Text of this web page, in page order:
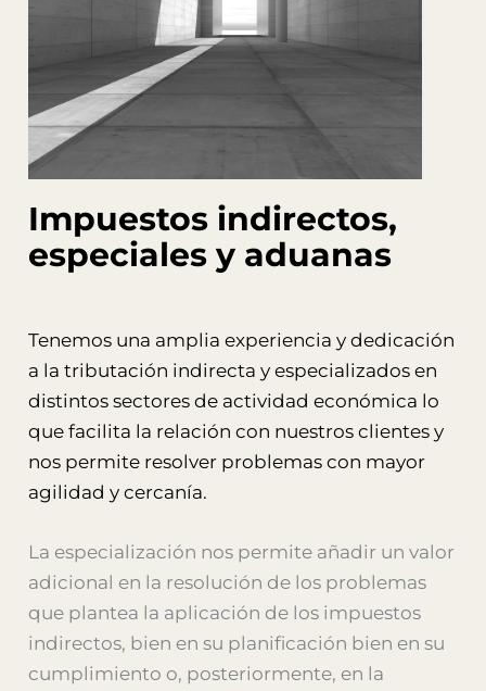
Impuestos indirectos,
especiales y aduanas
Tenemos una amplia experiencia y dedicación
a la tributación indirecta y especializados en
distintos sectores de actividad económica lo
que facilita la relación con nuestros clientes y
nos permite resolver problemas con mayor
agilidad y cercanía.
La especialización nos permite añadir un valor
adicional en la resolución de los problemas
que plantea la aplicación de los impuestos
indirectos, bien en su planificación bien en su
cumplimiento o, posteriormente, en la